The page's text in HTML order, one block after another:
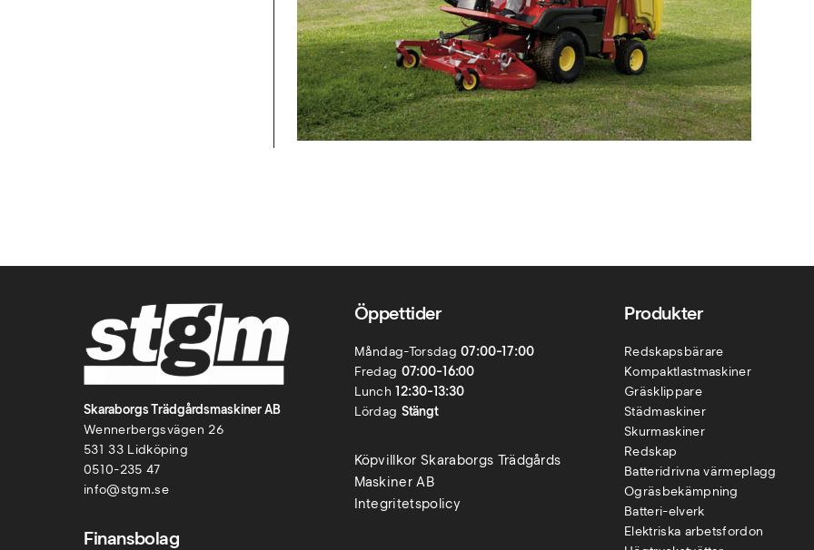
Skaraborgs Trädgårdsmaskiner AB
Wennerbergsvägen 26
531 33 Lidköping
0510-235 47
info@stgm.se
Finansbolag
Öppettider
Måndag-Torsdag07:00-17:00
Fredag 07:00-16:00
Lunch12:30-13:30
Lördag Stängt
Köpvillkor Skaraborgs Trädgårds
Maskiner AB
Integritetspolicy
Produkter
Redskapsbärare
Kompaktlastmaskiner
Gräsklippare
Städmaskiner
Skurmaskiner
Redskap
Batteridrivna värmeplagg
Ogräsbekämpning
Batteri-elverk
Elektriska arbetsfordon